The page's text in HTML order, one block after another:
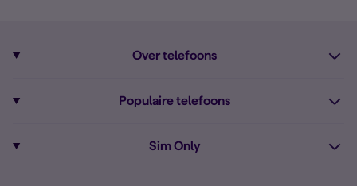
Over telefoons
Alle telefoons
Populaire telefoons
Sim Only